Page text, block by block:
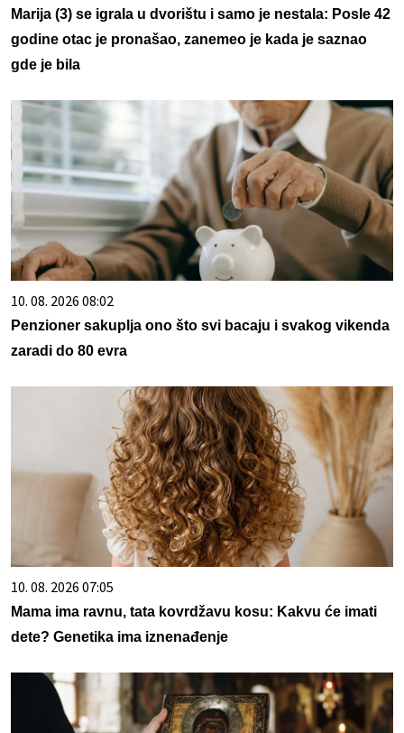
Marija (3) se igrala u dvorištu i samo je nestala: Posle 42
godine otac je pronašao, zanemeo je kada je saznao
gde je bila
10. 08. 2026 08:02
Penzioner sakuplja ono što svi bacaju i svakog vikenda
zaradi do 80 evra
10. 08. 2026 07:05
Mama ima ravnu, tata kovrdžavu kosu: Kakvu će imati
dete? Genetika ima iznenađenje